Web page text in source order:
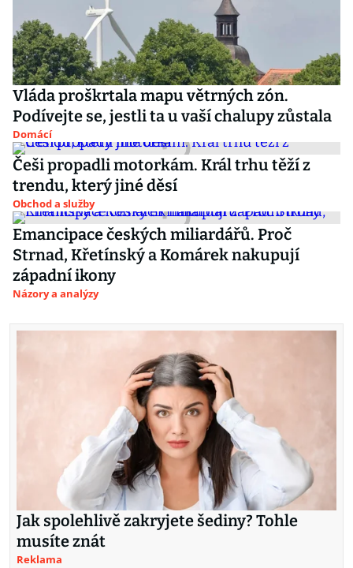
Vláda proškrtala mapu větrných zón.
Podívejte se, jestli ta u vaší chalupy zůstala
Domácí
Češi propadli motorkám. Král trhu těží z
trendu, který jiné děsí
Obchod a služby
Emancipace českých miliardářů. Proč
Strnad, Křetínský a Komárek nakupují
západní ikony
Názory a analýzy
Jak spolehlivě zakryjete šediny? Tohle
musíte znát
Reklama